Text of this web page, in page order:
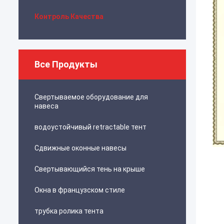
Контроль Качества
Все Продукты
Свертываемое оборудование для
навеса
водоустойчивый retractable тент
Сдвижные оконные навесы
Свертывающийся тень на крыше
Окна в французском стиле
трубка ролика тента